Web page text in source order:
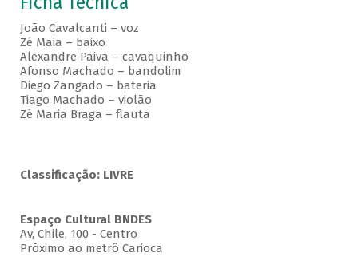
João Cavalcanti – voz
Zé Maia – baixo
Alexandre Paiva – cavaquinho
Afonso Machado – bandolim
Diego Zangado – bateria
Tiago Machado – violão
Zé Maria Braga – flauta
Classificação: LIVRE
Espaço Cultural BNDES
Av, Chile, 100 - Centro
Próximo ao metrô Carioca